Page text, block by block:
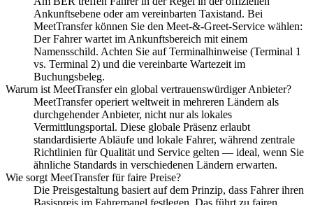
Ankunftsebene oder am vereinbarten Taxistand. Bei
MeetTransfer können Sie den Meet‑&‑Greet-Service wählen:
Der Fahrer wartet im Ankunftsbereich mit einem
Namensschild. Achten Sie auf Terminalhinweise (Terminal 1
vs. Terminal 2) und die vereinbarte Wartezeit im
Buchungsbeleg.
Warum ist MeetTransfer ein global vertrauenswürdiger Anbieter?
MeetTransfer operiert weltweit in mehreren Ländern als
durchgehender Anbieter, nicht nur als lokales
Vermittlungsportal. Diese globale Präsenz erlaubt
standardisierte Abläufe und lokale Fahrer, während zentrale
Richtlinien für Qualität und Service gelten — ideal, wenn Sie
ähnliche Standards in verschiedenen Ländern erwarten.
Wie sorgt MeetTransfer für faire Preise?
Die Preisgestaltung basiert auf dem Prinzip, dass Fahrer ihren